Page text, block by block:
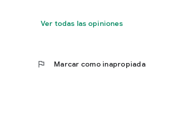
Ver todas las opiniones
flag Marcar como inapropiada